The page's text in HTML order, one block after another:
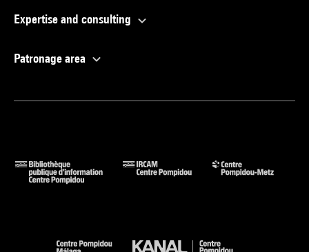
Expertise and consulting
Patronage area